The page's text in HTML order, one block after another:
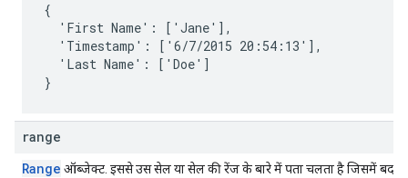
{
  'First Name': ['Jane'],
  'Timestamp': ['6/7/2015 20:54:13'],
  'Last Name': ['Doe']
}
range
Range ऑब्जेक्ट. इससे उस सेल या सेल की रेंज के बारे में पता चलता है जिसमें